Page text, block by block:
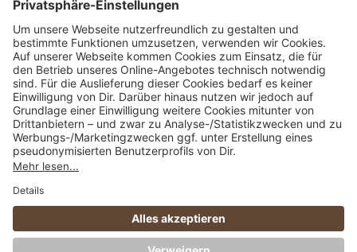
NOCH FRAGEN?
040 317 874 888
info@fcsp-shop.com